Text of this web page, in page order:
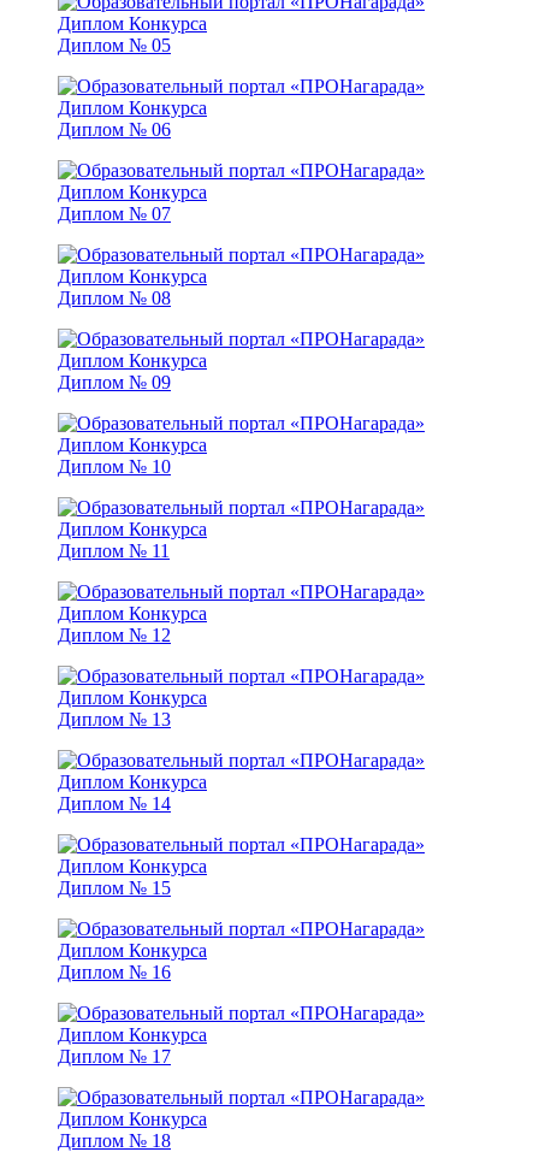
Диплом № 05
Диплом № 06
Диплом № 07
Диплом № 08
Диплом № 09
Диплом № 10
Диплом № 11
Диплом № 12
Диплом № 13
Диплом № 14
Диплом № 15
Диплом № 16
Диплом № 17
Диплом № 18